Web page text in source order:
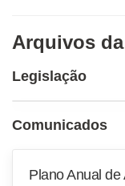
Arquivos
Legislação
Comunicados
Plano Anual